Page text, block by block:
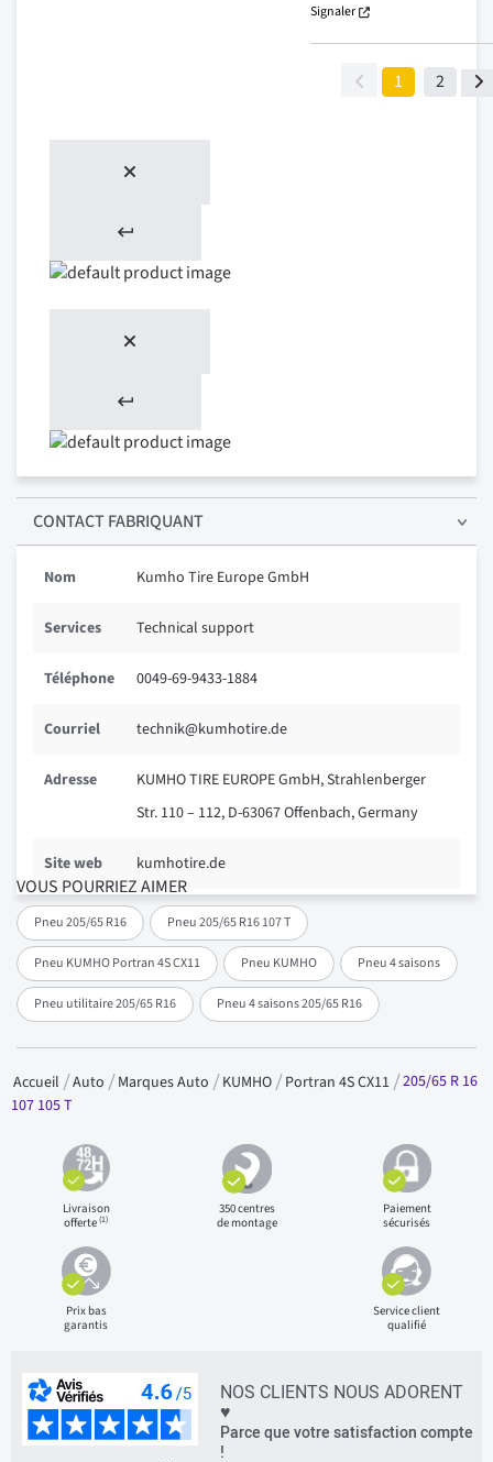
VOUS POURRIEZ AIMER
Pneu 205/65 R16 Pneu 205/65 R16 107 T
Pneu KUMHO Portran 4S CX11 Pneu KUMHO Pneu 4 saisons
Pneu utilitaire 205/65 R16 Pneu 4 saisons 205/65 R16
Signaler
1 2
CONTACT FABRIQUANT
Nom Kumho Tire Europe GmbH
Services Technical support
Téléphone 0049-69-9433-1884
Courriel technik@kumhotire.de
Adresse
KUMHO TIRE EUROPE GmbH, Strahlenberger
Str. 110 – 112, D-63067 Offenbach, Germany
Site web kumhotire.de
Accueil Auto Marques Auto KUMHO Portran 4S CX11 205/65 R 16
107 105 T
Livraison
offerte(1)
350 centres
de montage
Paiement
sécurisés
Prix bas
garantis
Service client
qualifié
NOS CLIENTS NOUS ADORENT
♥
Parce que votre satisfaction compte
!